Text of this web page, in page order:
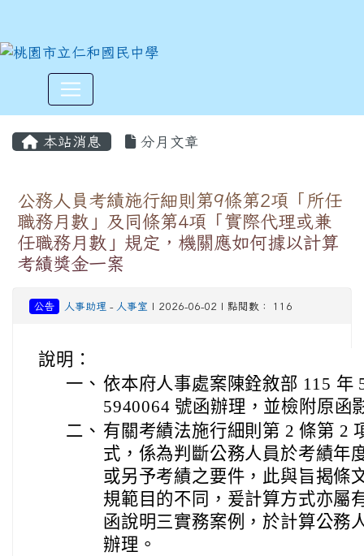
本站消息 分月文章
公務人員考績施行細則第9條第2項「所任
職務月數」及同條第4項「實際代理或兼
任職務月數」規定，機關應如何據以計算
考績獎金一案
公告 人事助理 - 人事室 | 2026-06-02 | 點閱數： 116
說明：
一、 依本府人事處案陳銓敘部 115 年
5940064 號函辦理，並檢附原函
二、 有關考績法施行細則第 2 條第 2
式，係為判斷公務人員於考績年
或另予考績之要件，此與旨揭條
規範目的不同，爰計算方式亦屬
函說明三實務案例，於計算公務
辦理。